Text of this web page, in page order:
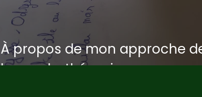
À propos de mon approche
la graphothérapie